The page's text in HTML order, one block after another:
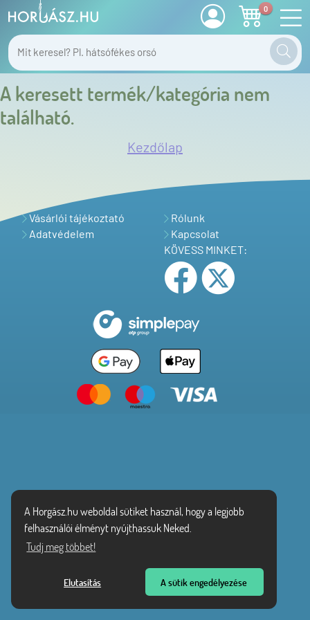
A Horgász.hu weboldal sütiket használ, hogy a legjobb
felhasználói élményt nyújthassuk Neked.
Tudj meg többet!
Elutasítás A sütik engedélyezése
0
A keresett termék/kategória nem
található.
Kezdőlap
Vásárlói tájékoztató
Adatvédelem
Rólunk
Kapcsolat
KÖVESS MINKET: